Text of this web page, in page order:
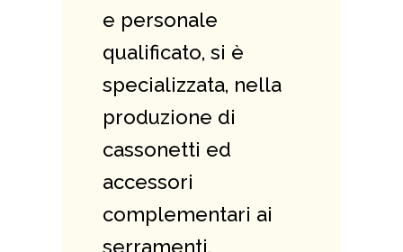
e personale
qualificato, si è
specializzata, nella
produzione di
cassonetti ed
accessori
complementari ai
serramenti,